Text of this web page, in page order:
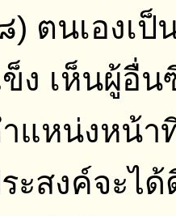
) ตนเองเ
ง เห็นผู้อื่
แหน่งหน้า
ะสงค์จะไ